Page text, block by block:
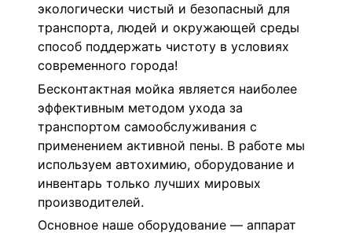
экологически чистый и безопасный для
транспорта, людей и окружающей среды
способ поддержать чистоту в условиях
современного города!
Бесконтактная мойка является наиболее
эффективным методом ухода за
транспортом самообслуживания с
применением активной пены. В работе мы
используем автохимию, оборудование и
инвентарь только лучших мировых
производителей.
Основное наше оборудование — аппарат